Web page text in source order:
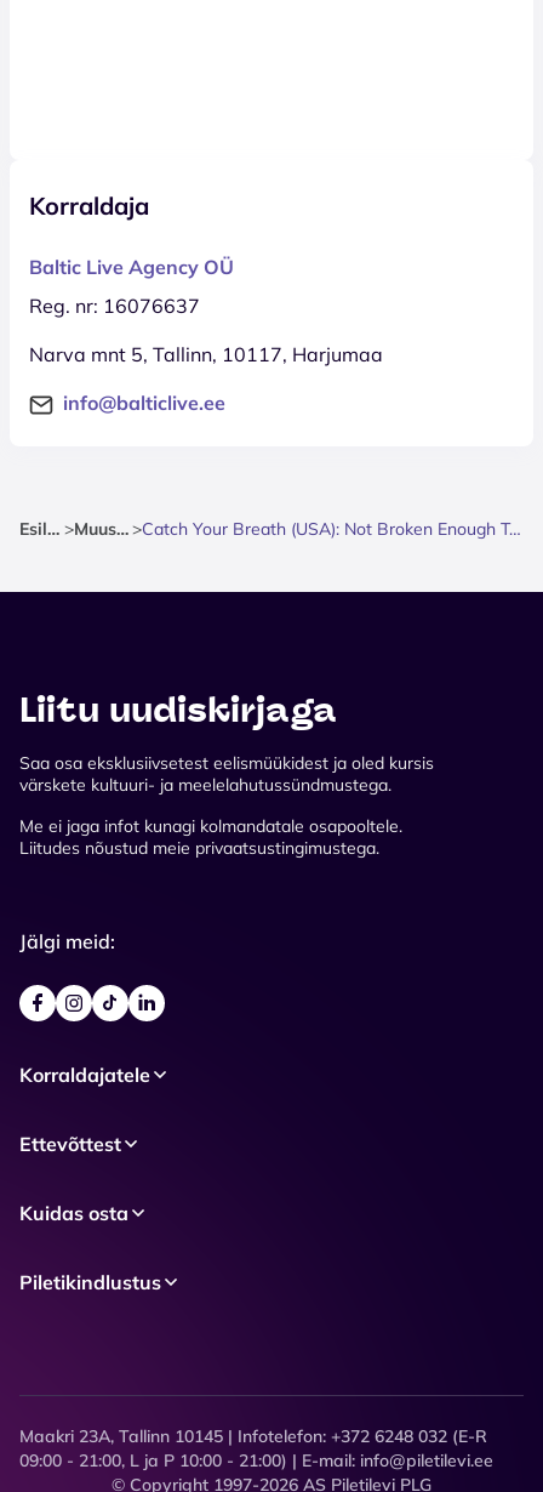
Korraldaja
Baltic Live Agency OÜ
Reg. nr: 16076637
Narva mnt 5, Tallinn, 10117, Harjumaa
info@balticlive.ee
Esileht > Muusika > Catch Your Breath (USA): Not Broken Enough Tour 2027
Liitu uudiskirjaga
Saa osa eksklusiivsetest eelismüükidest ja oled kursis
värskete kultuuri- ja meelelahutussündmustega.
Me ei jaga infot kunagi kolmandatale osapooltele.
Liitudes nõustud meie privaatsustingimustega.
Jälgi meid:
Korraldajatele
Ettevõttest
Kuidas osta
Piletikindlustus
Maakri 23A, Tallinn 10145 | Infotelefon: +372 6248 032 (E-R
09:00 - 21:00, L ja P 10:00 - 21:00) | E-mail: info@piletilevi.ee
© Copyright 1997-2026 AS Piletilevi PLG